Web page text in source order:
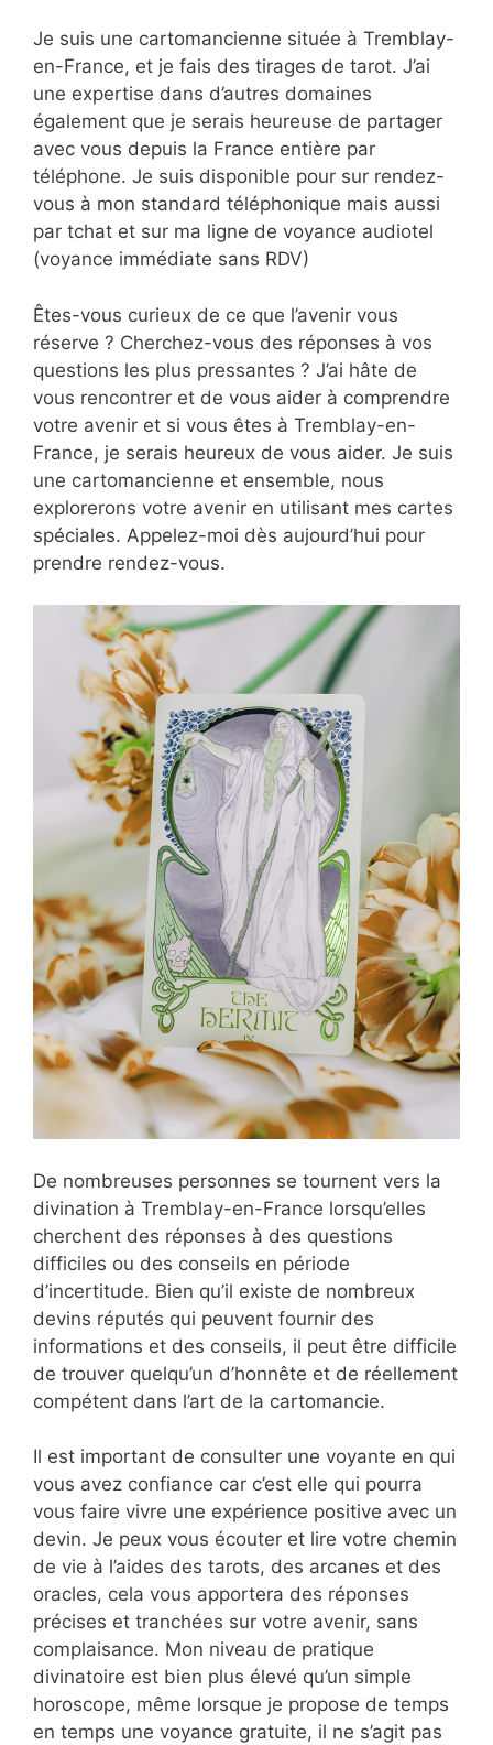
Je suis une cartomancienne située à Tremblay-
en-France, et je fais des tirages de tarot. J’ai
une expertise dans d’autres domaines
également que je serais heureuse de partager
avec vous depuis la France entière par
téléphone. Je suis disponible pour sur rendez-
vous à mon standard téléphonique mais aussi
par tchat et sur ma ligne de voyance audiotel
(voyance immédiate sans RDV)
Êtes-vous curieux de ce que l’avenir vous
réserve ? Cherchez-vous des réponses à vos
questions les plus pressantes ? J’ai hâte de
vous rencontrer et de vous aider à comprendre
votre avenir et si vous êtes à Tremblay-en-
France, je serais heureux de vous aider. Je suis
une cartomancienne et ensemble, nous
explorerons votre avenir en utilisant mes cartes
spéciales. Appelez-moi dès aujourd’hui pour
prendre rendez-vous.
De nombreuses personnes se tournent vers la
divination à Tremblay-en-France lorsqu’elles
cherchent des réponses à des questions
difficiles ou des conseils en période
d’incertitude. Bien qu’il existe de nombreux
devins réputés qui peuvent fournir des
informations et des conseils, il peut être difficile
de trouver quelqu’un d’honnête et de réellement
compétent dans l’art de la cartomancie.
Il est important de consulter une voyante en qui
vous avez confiance car c’est elle qui pourra
vous faire vivre une expérience positive avec un
devin. Je peux vous écouter et lire votre chemin
de vie à l’aides des tarots, des arcanes et des
oracles, cela vous apportera des réponses
précises et tranchées sur votre avenir, sans
complaisance. Mon niveau de pratique
divinatoire est bien plus élevé qu’un simple
horoscope, même lorsque je propose de temps
en temps une voyance gratuite, il ne s’agit pas